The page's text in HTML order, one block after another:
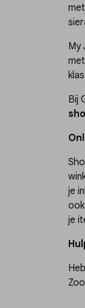
My
Bij
je
je